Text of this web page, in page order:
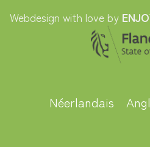
Webdesign with love by
Néerlandais